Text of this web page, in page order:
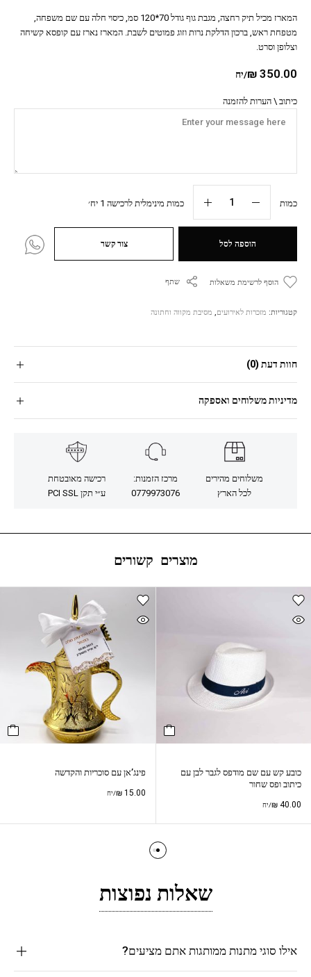
₪ 350.00 /יח
כיתוב \ הערות להזמנה
כמות כמות מינימלית לרכישה 1 יח׳
הוספה לסל צור קשר
הוסף לרשימת משאלות שתף
קטגוריות: מזכרות לאירועים, מסיבת מקווה וחתונה
המארז מכיל תיק רחצה, מגבת גוף גודל 70*120 סמ, כיסוי חלה עם שם משפחה,
מטפחת ראש, ברכון הדלקת נרות וזוג פמוטים לשבת. המארז נארז עם קופסא קשיחה
וצלופן וסרט.
חוות דעת (0)
מדיניות משלוחים ואספקה
משלוחים מהירים
לכל הארץ
מרכז הזמנות:
0779973076
רכישה מאובטחת
ע״י תקן PCI SSL
מוצרים קשורים
כובע קש עם שם מודפס לגבר לבן עם
כיתוב ופס שחור
₪ 40.00 /יח
פינג’אן עם סוכריות והקדשה
₪15.00 /יח
שאלות נפוצות
אילו סוגי מתנות ממותגות אתם מציעים?